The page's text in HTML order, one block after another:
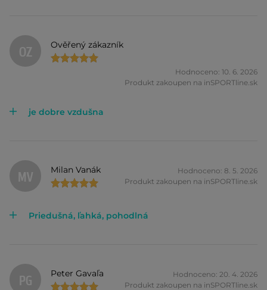
OZ Ověřený zákazník
Hodnoceno: 10. 6. 2026
Produkt zakoupen na inSPORTline.sk
je dobre vzdušna
MV Milan Vanák
Hodnoceno: 8. 5. 2026
Produkt zakoupen na inSPORTline.sk
Priedušná, ľahká, pohodlná
PG Peter Gavaľa
Hodnoceno: 20. 4. 2026
Produkt zakoupen na inSPORTline.sk